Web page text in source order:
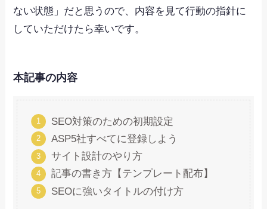
ない状態」だと思うので、内容を見て行動の指針に
していただけたら幸いです。
本記事の内容
SEO対策のための初期設定
ASP5社すべてに登録しよう
サイト設計のやり方
記事の書き方【テンプレート配布】
SEOに強いタイトルの付け方